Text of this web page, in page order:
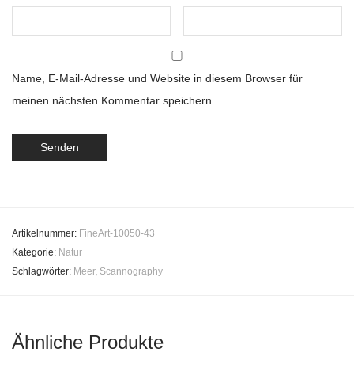
Name, E-Mail-Adresse und Website in diesem Browser für
meinen nächsten Kommentar speichern.
Artikelnummer: FineArt-10050-43
Kategorie: Natur
Schlagwörter: Meer, Scannography
Ähnliche Produkte